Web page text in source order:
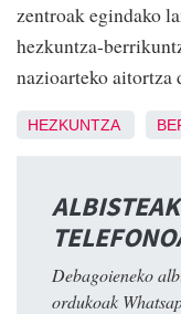
zentroak egindako
hezkuntza-
nazioarteko aitortza
HEZKUNTZA
Debagoieneko
ordukoak